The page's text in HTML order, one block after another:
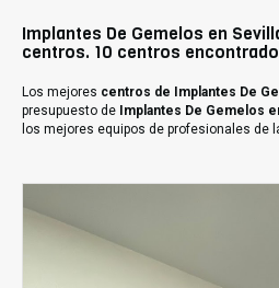
Implantes De Gemelos en
centros. 10 centros
Los mejores centros de Implantes De
presupuesto de Implantes De Gemelos
los mejores equipos de profesionales de